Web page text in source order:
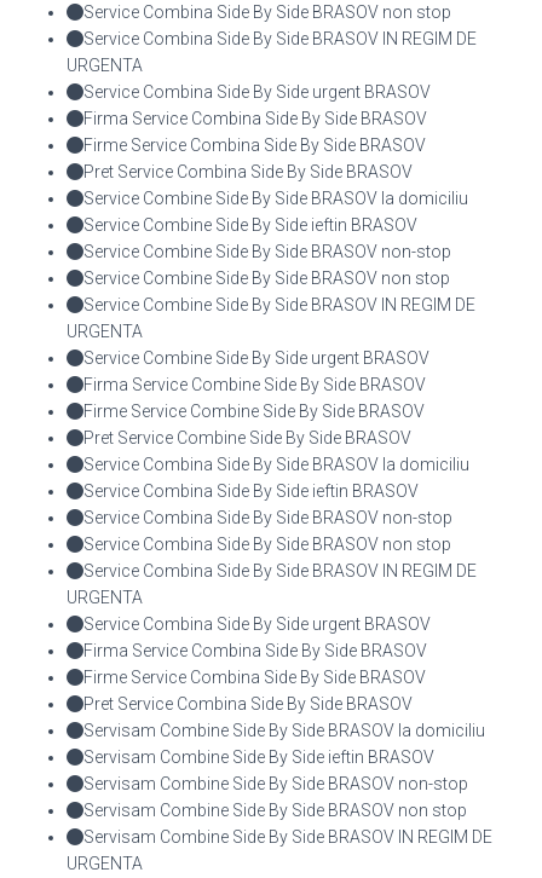
Service Combina Side By Side BRASOV non stop
Service Combina Side By Side BRASOV IN REGIM DE
URGENTA
Service Combina Side By Side urgent BRASOV
Firma Service Combina Side By Side BRASOV
Firme Service Combina Side By Side BRASOV
Pret Service Combina Side By Side BRASOV
Service Combine Side By Side BRASOV la domiciliu
Service Combine Side By Side ieftin BRASOV
Service Combine Side By Side BRASOV non-stop
Service Combine Side By Side BRASOV non stop
Service Combine Side By Side BRASOV IN REGIM DE
URGENTA
Service Combine Side By Side urgent BRASOV
Firma Service Combine Side By Side BRASOV
Firme Service Combine Side By Side BRASOV
Pret Service Combine Side By Side BRASOV
Service Combina Side By Side BRASOV la domiciliu
Service Combina Side By Side ieftin BRASOV
Service Combina Side By Side BRASOV non-stop
Service Combina Side By Side BRASOV non stop
Service Combina Side By Side BRASOV IN REGIM DE
URGENTA
Service Combina Side By Side urgent BRASOV
Firma Service Combina Side By Side BRASOV
Firme Service Combina Side By Side BRASOV
Pret Service Combina Side By Side BRASOV
Servisam Combine Side By Side BRASOV la domiciliu
Servisam Combine Side By Side ieftin BRASOV
Servisam Combine Side By Side BRASOV non-stop
Servisam Combine Side By Side BRASOV non stop
Servisam Combine Side By Side BRASOV IN REGIM DE
URGENTA